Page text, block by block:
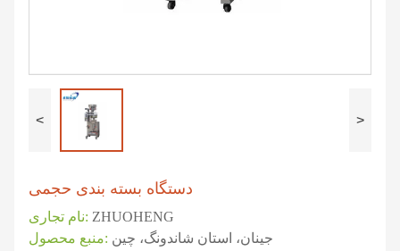
< >
دستگاه بسته بندی حجمی
نام تجاری: ZHUOHENG
منبع محصول: جینان، استان شاندونگ، چین